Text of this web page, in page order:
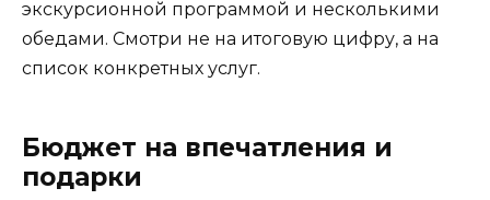
экскурсионной программой и несколькими
обедами. Смотри не на итоговую цифру, а на
список конкретных услуг.
Бюджет на впечатления и
подарки